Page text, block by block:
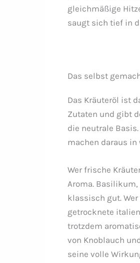
gleichmäßige
saugt sich tief in
Das selbst
Das Kräuteröl ist
Zutaten und gibt
die neutrale
machen daraus in
Wer frische
Aroma.
klassisch gut.
getrocknete
trotzdem
von Knoblauch
seine volle